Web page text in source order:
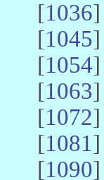
[1036
[1045
[1054
[1063
[1072
[1081
[1090